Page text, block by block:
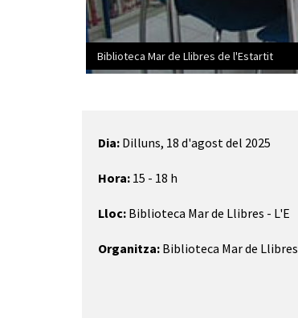
Biblioteca Mar de Llibres de l'Estartit
Dia: Dilluns, 18 d'agost del 2025
Hora: 15 - 18 h
Lloc: Biblioteca Mar de Llibres - L'E
Organitza: Biblioteca Mar de Llibres